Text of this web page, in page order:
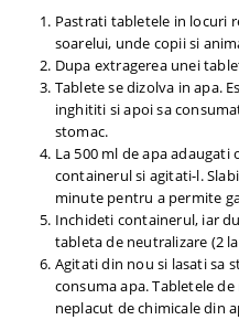
Pastrati tabletele in locuri
soarelui, unde copii si
Dupa extragerea unei
Tablete se dizolva in apa.
inghititi si apoi sa
stomac.
La 500 ml de apa
containerul si agitati-l.
minute pentru a permite
Inchideti containerul, iar
tableta de neutralizare (2
Agitati din nou si lasati sa
consuma apa. Tabletele
neplacut de chimicale din